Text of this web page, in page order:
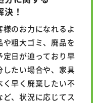
！
のお力になれるよ
粗大ゴミ、廃品を
定日が迫っており早
たい場合や、家具
く早く廃棄したい不
、状況に応じてス